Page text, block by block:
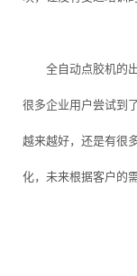
全自动点胶机的出
很多企业用户尝试到
越来越好，还是有很
化，未来根据客户的